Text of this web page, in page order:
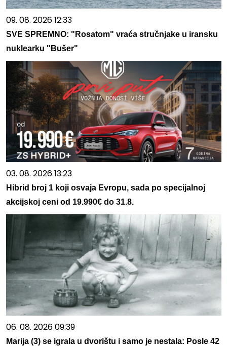
09. 08. 2026 12:33
SVE SPREMNO: "Rosatom" vraća stručnjake u iransku
nuklearku "Bušer"
03. 08. 2026 13:23
Hibrid broj 1 koji osvaja Evropu, sada po specijalnoj
akcijskoj ceni od 19.990€ do 31.8.
06. 08. 2026 09:39
Marija (3) se igrala u dvorištu i samo je nestala: Posle 42